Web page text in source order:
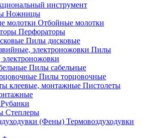
инструмент
Ножницы
Отбойные молотки
Перфораторы
Пилы дисковые
Пилы
Пилы сабельные
Пилы торцовочные
Пистолеты
Рубанки
Степлеры
Термовоздуходувки